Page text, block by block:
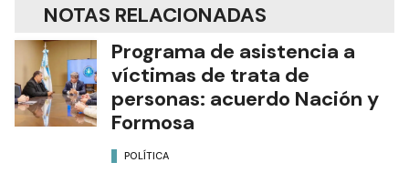
NOTAS RELACIONADAS
Programa de asistencia a
víctimas de trata de
personas: acuerdo Nación y
Formosa
POLÍTICA